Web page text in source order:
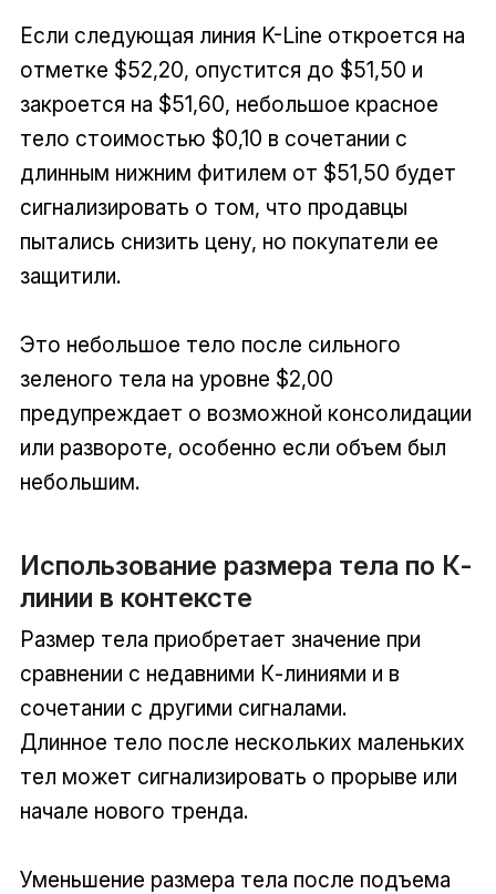
Если следующая линия K-Line откроется на
отметке $52,20, опустится до $51,50 и
закроется на $51,60, небольшое красное
тело стоимостью $0,10 в сочетании с
длинным нижним фитилем от $51,50 будет
сигнализировать о том, что продавцы
пытались снизить цену, но покупатели ее
защитили.
Это небольшое тело после сильного
зеленого тела на уровне $2,00
предупреждает о возможной консолидации
или развороте, особенно если объем был
небольшим.
Использование размера тела по К-
линии в контексте
Размер тела приобретает значение при
сравнении с недавними К-линиями и в
сочетании с другими сигналами.
Длинное тело после нескольких маленьких
тел может сигнализировать о прорыве или
начале нового тренда.
Уменьшение размера тела после подъема